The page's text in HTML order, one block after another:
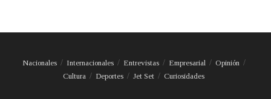
Nacionales Internacionales Entrevistas Empresarial
Opinión
Cultura
Deportes Jet Set Curiosidades